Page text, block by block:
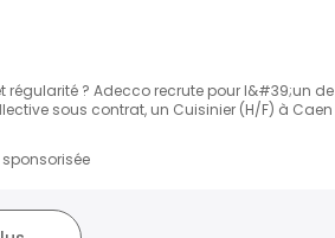
? Adecco recrute pour l&#39;un de
sous contrat, un Cuisinier (H/F) à Caen
sponsorisée